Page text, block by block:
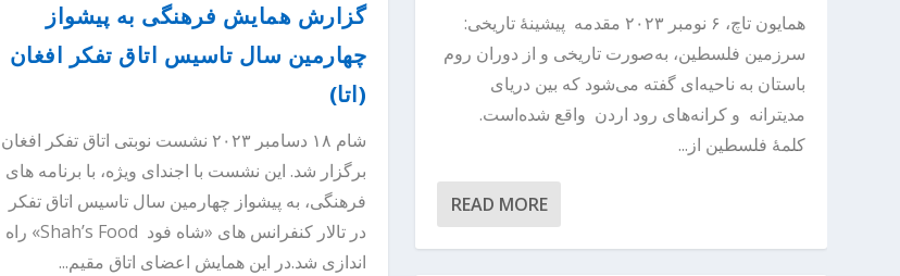
گزارش همایش فرهنگی به پیشواز
چهارمین سال تاسیس اتاق تفکر افغان
(اتا)
شام ۱۸ دسامبر ۲۰۲۳ نشست نوبتی اتاق تفکر افغان
برگزار شد. این نشست با اجندای ویژه، با برنامه های
فرهنگی، به پیشواز چهارمین سال تاسیس اتاق تفکر
در تالار کنفرانس های «شاه فود Shah’s Food» راه
اندازی شد.در این همایش اعضای اتاق مقیم...
همایون تاچ، ۶ نومبر ۲۰۲۳ مقدمه پیشینهٔ تاریخی:
سرزمین فلسطین، به‌صورت تاریخی و از دوران روم
باستان به ناحیه‌ای گفته می‌شود که بین دریای
مدیترانه و کرانه‌های رود اردن واقع شده‌است.
کلمهٔ فلسطین از...
READ MORE